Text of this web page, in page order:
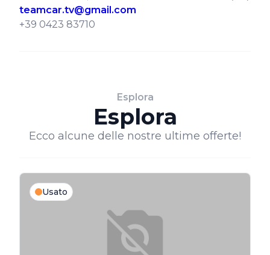
teamcar.tv@gmail.com
+39 0423 83710
Esplora
Esplora
Ecco alcune delle nostre ultime offerte!
Usato